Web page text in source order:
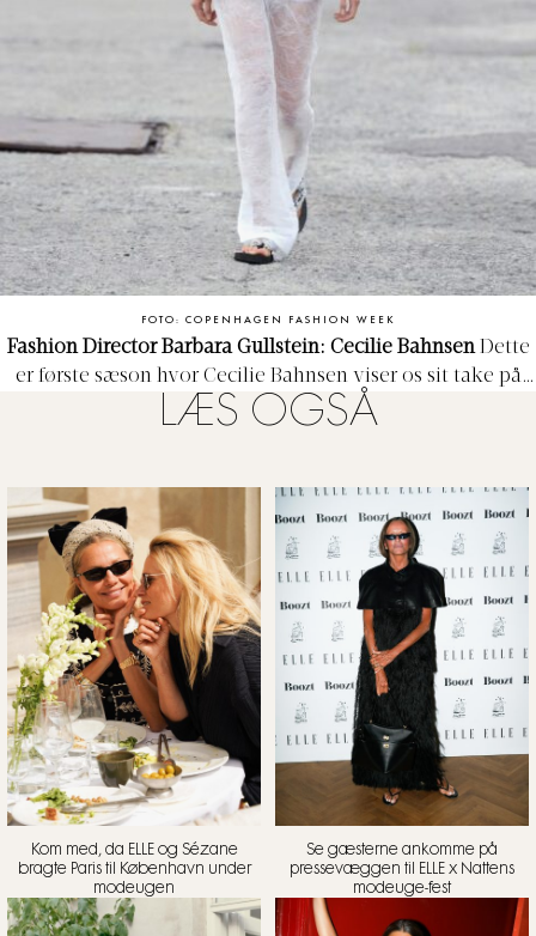
FOTO: COPENHAGEN FASHION WEEK
Fashion Director Barbara Gullstein: Cecilie Bahnsen Dette
er første sæson hvor Cecilie Bahnsen viser os sit take på
jakkesættet, og jeg synes virkelig at det har lykkedes
LÆS OGSÅ
Kom med, da ELLE og Sézane
bragte Paris til København under
modeugen
Se gæsterne ankomme på
pressevæggen til ELLE x Nattens
modeuge-fest